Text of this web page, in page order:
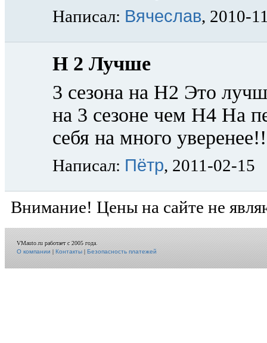
Написал: Вячеслав, 2010-
Н 2 Лучше
3 сезона на Н2 Это
на 3 сезоне чем Н4 На
себя на много уверенее!!
Написал: Пётр, 2011-02-15
Внимание! Цены на сайте не
VMauto.ru работает с 2005 года.
О компании|Контакты|Безопасность платежей